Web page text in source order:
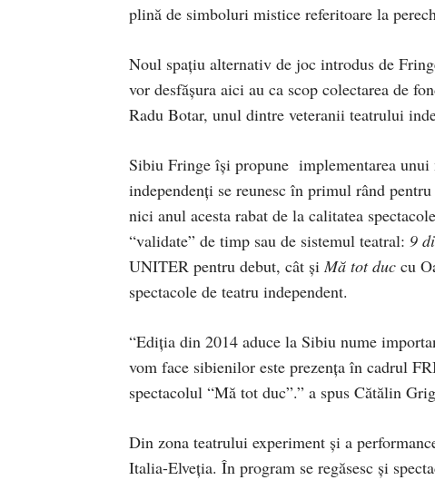
plină de simboluri mistice referitoare la
Noul spaţiu alternativ de joc introdus de
vor desfăşura aici au ca scop colectarea de
Radu Botar, unul dintre veteranii teatrului
Sibiu Fringe îşi propune implementarea
independenţi se reunesc în primul rând
nici anul acesta rabat de la calitatea
“validate” de timp sau de sistemul teatral: 9
UNITER pentru debut, cât şi Mă tot duc cu
spectacole de teatru independent.
“Ediţia din 2014 aduce la Sibiu nume
vom face sibienilor este prezenţa în cadrul
spectacolul “Mă tot duc”.” a spus Cătălin
Din zona teatrului experiment şi a
Italia-Elveţia. În program se regăsesc şi